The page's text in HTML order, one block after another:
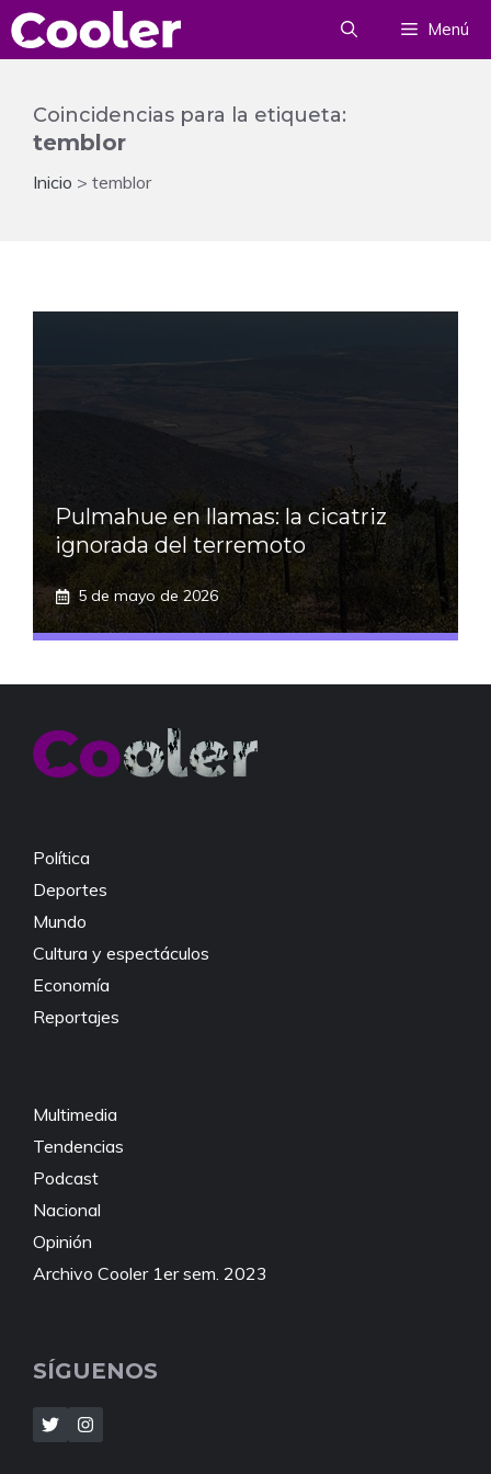
Saltar
al
Menú
Coincidencias para la etiqueta:
temblor
Inicio > temblor
Pulmahue en llamas: la cicatriz
ignorada del terremoto
5 de mayo de 2026
Política
Deportes
Mundo
Cultura y espectáculos
Economía
Reportajes
Multimedia
Tendencias
Podcast
Nacional
Opinión
Archivo Cooler 1er sem. 2023
SÍGUENOS